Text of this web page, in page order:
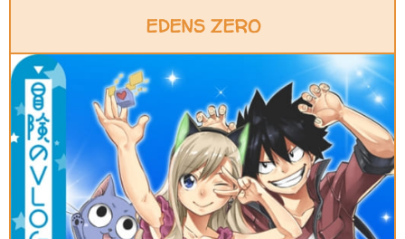
EDENS ZERO